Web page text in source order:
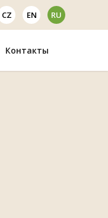
CZ EN RU
Контакты